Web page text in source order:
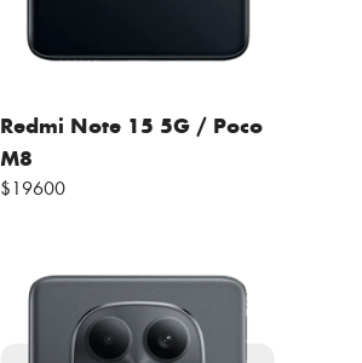
Redmi Note 15 5G / Poco
M8
$19600